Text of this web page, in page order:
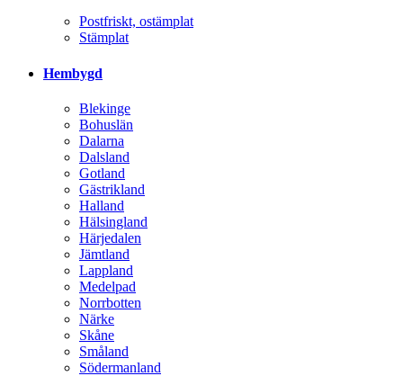
Postfriskt, ostämplat
Stämplat
Hembygd
Blekinge
Bohuslän
Dalarna
Dalsland
Gotland
Gästrikland
Halland
Hälsingland
Härjedalen
Jämtland
Lappland
Medelpad
Norrbotten
Närke
Skåne
Småland
Södermanland